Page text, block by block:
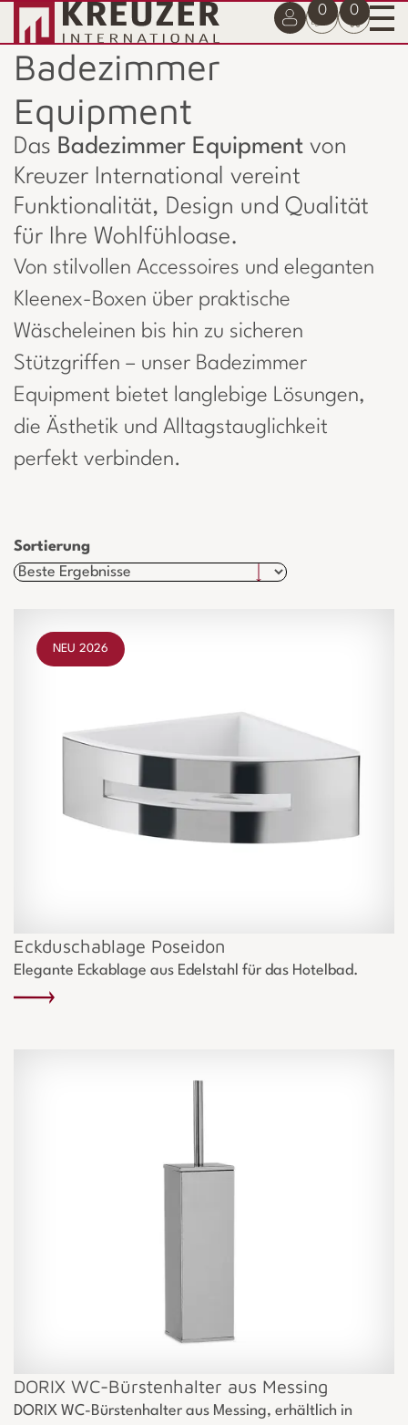
0 0
Badezimmer
Equipment
Das Badezimmer Equipment von
Kreuzer International vereint
Funktionalität, Design und Qualität
für Ihre Wohlfühloase.
Von stilvollen Accessoires und eleganten
Kleenex-Boxen über praktische
Wäscheleinen bis hin zu sicheren
Stützgriffen – unser Badezimmer
Equipment bietet langlebige Lösungen,
die Ästhetik und Alltagstauglichkeit
perfekt verbinden.
Sortierung
NEU 2026
Eckduschablage Poseidon
Elegante Eckablage aus Edelstahl für das Hotelbad.
DORIX WC-Bürstenhalter aus Messing
DORIX WC-Bürstenhalter aus Messing, erhältlich in